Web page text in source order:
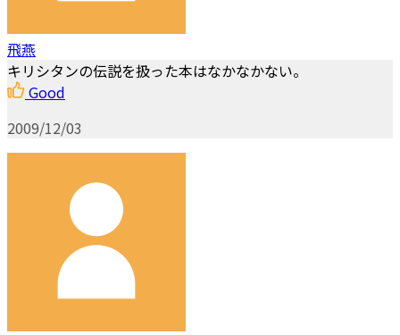
飛燕
キリシタンの伝説を扱った本はなかなかない。
Good
2009/12/03